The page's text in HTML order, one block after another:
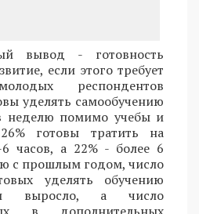
вывод - готовность
если этого требует
респондентов
уделять самообучению
неделю помимо учебы и
готовы тратить на
6 часов, а 22% - более 6
с прошлым годом, число
уделять обучению
выросло, а число